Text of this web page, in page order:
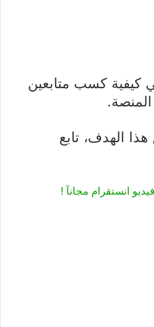
كيفية كسب متابعين
الهدف، تابع
انستقرام مجانآ !